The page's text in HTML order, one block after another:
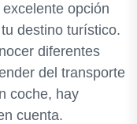
opción
destino turístico.
diferentes
del transporte
coche, hay
cuenta.